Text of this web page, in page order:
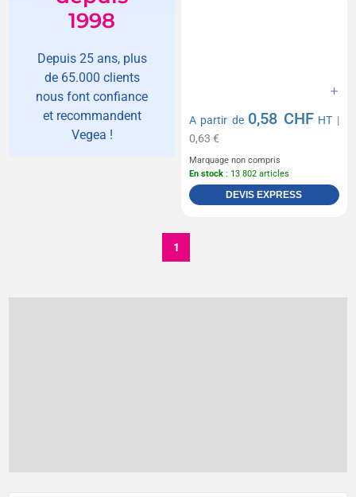
1998
Depuis 25 ans, plus
de 65.000 clients
nous font confiance
et recommandent
Vegea !
A partir de 0,58 CHF HT |
0,63 €
Marquage non compris
En stock : 13 802 articles
DEVIS EXPRESS
1